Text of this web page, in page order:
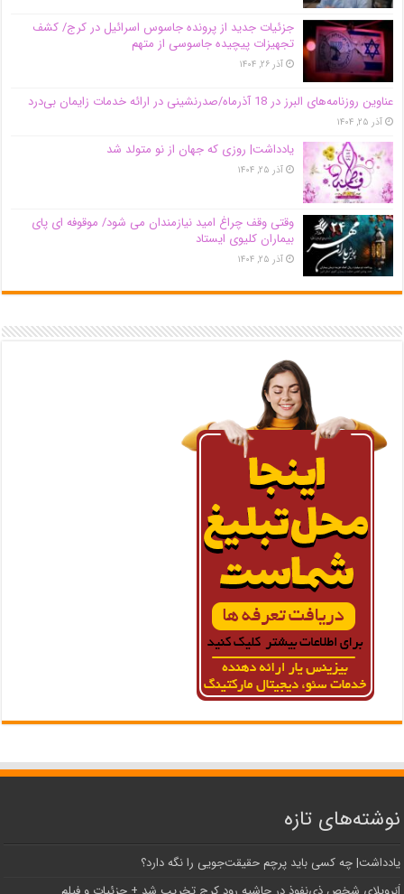
جزئیات جدید از پرونده جاسوس اسرائیل در کرج/‌ کشف
تجهیزات پیچیده جاسوسی از متهم
آذر ۲۶, ۱۴۰۴
عناوین روزنامه‌های البرز در ‌18 آذرماه/صدرنشینی در ارائه خدمات زایمان بی‌درد
آذر ۲۵, ۱۴۰۴
یادداشت| روزی که جهان از نو متولد شد
آذر ۲۵, ۱۴۰۴
وقتی وقف چراغ امید نیازمندان می شود/ موقوفه ای پای
بیماران کلیوی ایستاد
آذر ۲۵, ۱۴۰۴
نوشته‌های تازه
یادداشت| ‌چه کسی باید پرچم حقیقت‌جویی را نگه دارد؟